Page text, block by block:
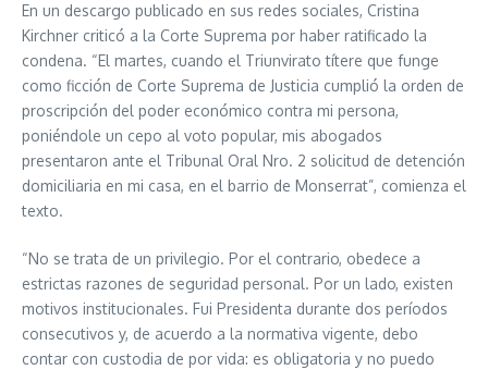
En un descargo publicado en sus redes sociales, Cristina
Kirchner criticó a la Corte Suprema por haber ratificado la
condena. “El martes, cuando el Triunvirato títere que funge
como ficción de Corte Suprema de Justicia cumplió la orden de
proscripción del poder económico contra mi persona,
poniéndole un cepo al voto popular, mis abogados
presentaron ante el Tribunal Oral Nro. 2 solicitud de detención
domiciliaria en mi casa, en el barrio de Monserrat”, comienza el
texto.
“No se trata de un privilegio. Por el contrario, obedece a
estrictas razones de seguridad personal. Por un lado, existen
motivos institucionales. Fui Presidenta durante dos períodos
consecutivos y, de acuerdo a la normativa vigente, debo
contar con custodia de por vida: es obligatoria y no puedo